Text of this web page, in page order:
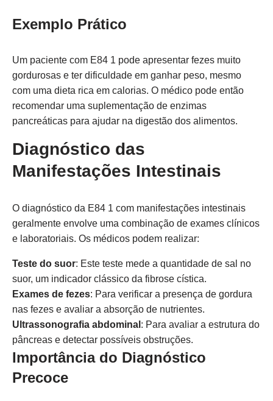
Exemplo Prático
Um paciente com E84 1 pode apresentar fezes muito
gordurosas e ter dificuldade em ganhar peso, mesmo
com uma dieta rica em calorias. O médico pode então
recomendar uma suplementação de enzimas
pancreáticas para ajudar na digestão dos alimentos.
Diagnóstico das
Manifestações Intestinais
O diagnóstico da E84 1 com manifestações intestinais
geralmente envolve uma combinação de exames clínicos
e laboratoriais. Os médicos podem realizar:
Teste do suor: Este teste mede a quantidade de sal no
suor, um indicador clássico da fibrose cística.
Exames de fezes: Para verificar a presença de gordura
nas fezes e avaliar a absorção de nutrientes.
Ultrassonografia abdominal : Para avaliar a estrutura do
pâncreas e detectar possíveis obstruções.
Importância do Diagnóstico
Precoce